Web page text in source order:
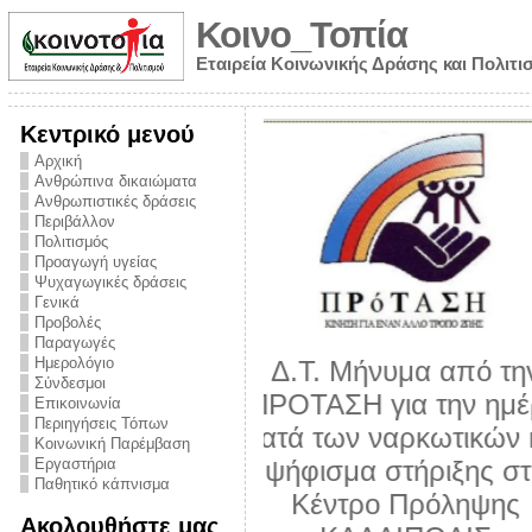
Κοινο_Τοπία
Εταιρεία Κοινωνικής Δράσης και
Κεντρικό μενού
Αρχική
Ανθρώπινα δικαιώματα
Ανθρωπιστικές δράσεις
Περιβάλλον
Πολιτισμός
Προαγωγή υγείας
Ψυχαγωγικές δράσεις
Γενικά
Προβολές
Παραγωγές
Ημερολόγιο
Σύνδεσμοι
Επικοινωνία
Περιηγήσεις Τόπων
Κοινωνική Παρέμβαση
Εργαστήρια
Παθητικό κάπνισμα
Ακολουθήστε μας
από την
την ημέρα
και
στο
Πρόληψης